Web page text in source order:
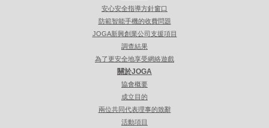
安心安全指導方針窗口
防範智能手機的收費問題
JOGA新興創業公司支援項目
調查結果
為了更安全地享受網絡遊戲
關於JOGA
協會概要
成立目的
兩位共同代表理事的致辭
活動項目